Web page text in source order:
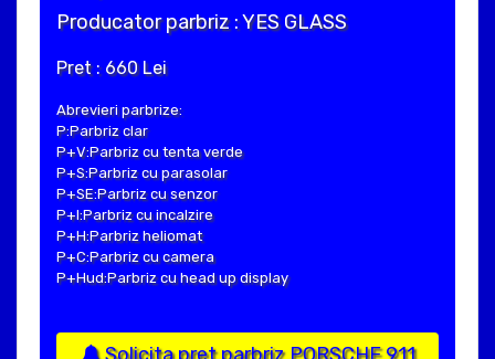
Producator parbriz : YES GLASS
Pret : 660 Lei
Abrevieri parbrize:
P:Parbriz clar
P+V:Parbriz cu tenta verde
P+S:Parbriz cu parasolar
P+SE:Parbriz cu senzor
P+I:Parbriz cu incalzire
P+H:Parbriz heliomat
P+C:Parbriz cu camera
P+Hud:Parbriz cu head up display
Solicita pret parbriz PORSCHE 911